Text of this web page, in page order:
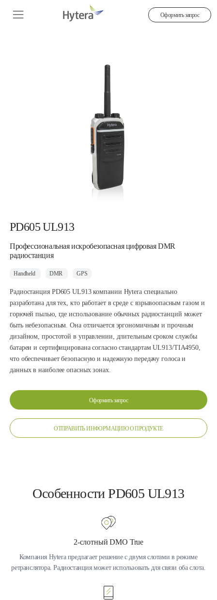
Оформить запрос
PD605 UL913
Профессиональная искробезопасная цифровая DMR
радиостанция
Handheld DMR GPS
Радиостанция PD605 UL913 компании Hytera специально
разработана для тех, кто работает в среде с взрывоопасным газом и
горючей пылью, где использование обычных радиостанций может
быть небезопасным. Она отличается эргономичным и прочным
дизайном, простотой в управлении, длительным сроком службы
батареи и сертифицирована согласно стандартам UL913/TIA4950,
что обеспечивает безопасную и надежную передачу голоса и
данных в наиболее опасных зонах.
Оформить запрос
ОТПРАВИТЬ ИНФОРМАЦИЮ О ПРОДУКТЕ
Особенности PD605 UL913
2-слотный DMO True
Компания Hytera предлагает решение с двумя слотами в режиме
ретранслятора. Радиостанция может использовать для связи оба слота.